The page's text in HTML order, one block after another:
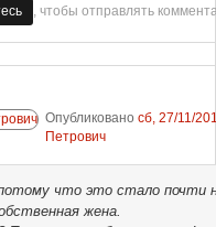
, чтобы отправлять
Опубликовано сб, 27/11/
Петрович
что это стало почти
жена.